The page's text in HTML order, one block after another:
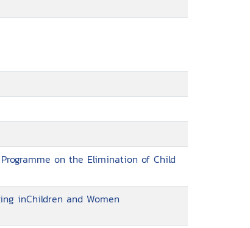
on the Elimination of Child
inChildren and Women